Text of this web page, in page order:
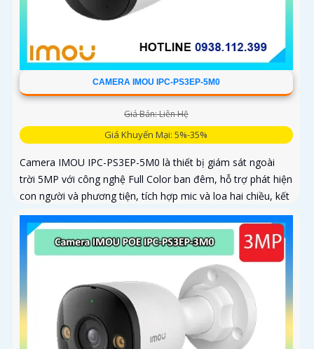
CAMERA IMOU IPC-PS3EP-5M0
Giá Bán: Liên Hệ
Giá Khuyến Mại: 5%-35%
Camera IMOU IPC-PS3EP-5M0 là thiết bị giám sát ngoài
trời 5MP với công nghệ Full Color ban đêm, hỗ trợ phát hiện
con người và phương tiện, tích hợp mic và loa hai chiều, kết
nối PoE tiện lợi, phù hợp cho gia đình, cửa hàng và văn
phòng